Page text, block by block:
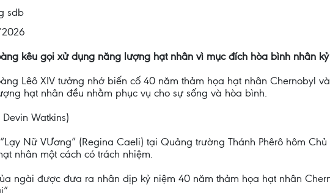
sdb
kêu gọi xử dụng năng lượng hạt nhân vì mục đích hòa bình nhân
Lêô XIV tưởng nhớ biến cố 40 năm thảm họa hạt nhân Chernobyl
hạt nhân đều nhằm phục vụ cho sự sống và hòa bình.
Watkins)
Nữ VƯơng” (Regina Caeli) tại Quảng trường Thánh Phêrô hôm
nhân một cách có trách nhiệm.
ngài được đưa ra nhân dịp kỷ niệm 40 năm thảm họa hạt nhân